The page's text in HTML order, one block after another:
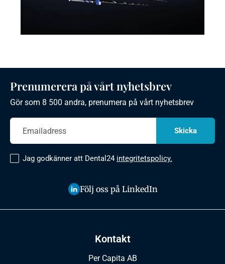
Kontakt
Per Capita AB
Prenumerera på vårt nyhetsbrev
Gör som 8 500 andra, prenumera på vårt nyhetsbrev
Jag godkänner att Dental24 integritetspolicy.
Följ oss på LinkedIn